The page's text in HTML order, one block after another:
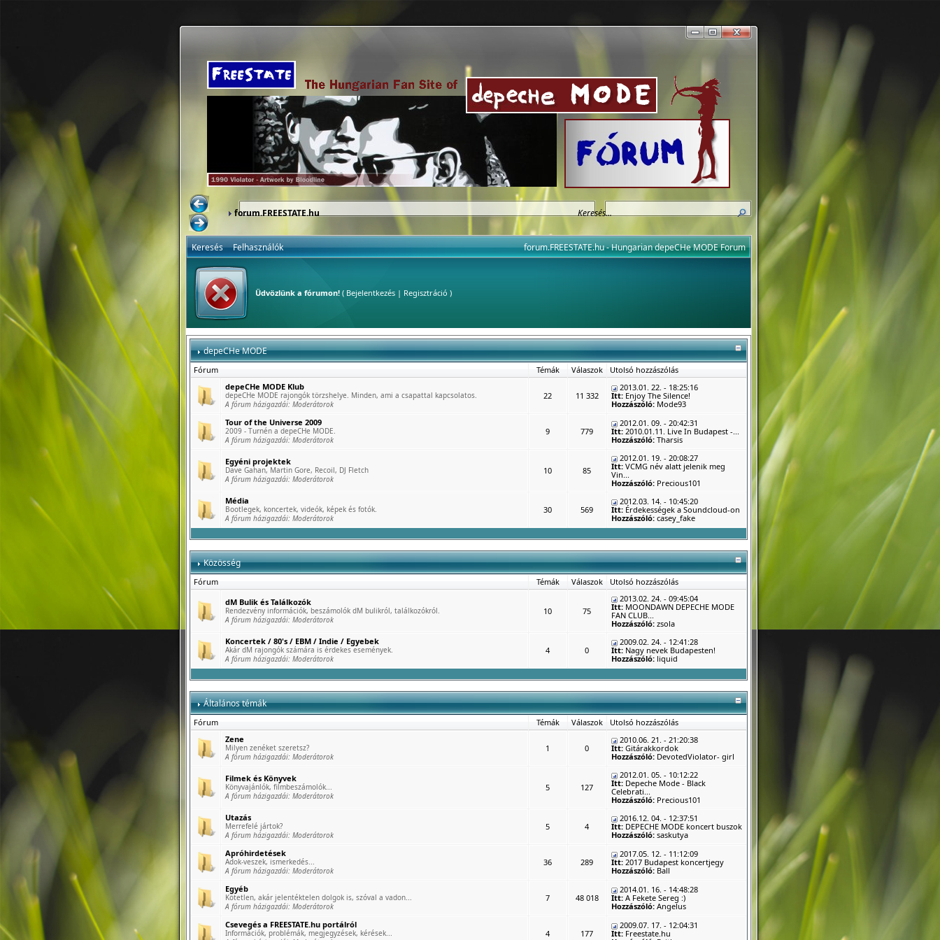
forum.FREESTATE.hu
forum.FREESTATE.hu - Hungarian depeCHe MODE Forum
Keresés Felhasználók
Üdvözlünk a fórumon!( Bejelentkezés| Regisztráció )
depeCHe MODE
Fórum Témák Válaszok
Utolsó hozzászólás
depeCHe MODE Klub
depeCHe MODE rajongók törzshelye. Minden, ami a csapattal kapcsolatos.
A fórum házigazdái: Moderátorok
22 11 332
2013.01. 22. - 18:25:16
Itt: Enjoy The Silence!
Hozzászóló: Mode93
Tour of the Universe 2009
2009 - Turnén a depeCHe MODE.
A fórum házigazdái: Moderátorok
9 779
2012.01. 09. - 20:42:31
Itt: 2010.01.11. Live In Budapest -...
Hozzászóló: Tharsis
Egyéni projektek
Dave Gahan, Martin Gore, Recoil, DJ Fletch
A fórum házigazdái: Moderátorok
10 85
2012.01. 19. - 20:08:27
Itt: VCMG név alatt jelenik meg
Vin...
Hozzászóló: Precious101
Média
Bootlegek, koncertek, videók, képek és fotók.
A fórum házigazdái: Moderátorok
30 569
2012.03. 14. - 10:45:20
Itt: Érdekességek a Soundcloud-on
Hozzászóló: casey_fake
Közösség
Fórum Témák Válaszok
Utolsó hozzászólás
dM Bulik és Találkozók
Rendezvény információk, beszámolók dM bulikról, találkozókról.
A fórum házigazdái: Moderátorok
10 75
2013.02. 24. - 09:45:04
Itt: MOONDAWN DEPECHE MODE
FAN CLUB...
Hozzászóló: zsola
Koncertek / 80's / EBM / Indie / Egyebek
Akár dM rajongók számára is érdekes események.
A fórum házigazdái: Moderátorok
4 0
2009.02. 24. - 12:41:28
Itt: Nagy nevek Budapesten!
Hozzászóló: liquid
Általános témák
Fórum Témák Válaszok
Utolsó hozzászólás
Zene
Milyen zenéket szeretsz?
A fórum házigazdái: Moderátorok
1 0
2010.06. 21. - 21:20:38
Itt: Gitárakkordok
Hozzászóló: DevotedViolator- girl
Filmek és Könyvek
Könyvajánlók, filmbeszámolók...
A fórum házigazdái: Moderátorok
5 127
2012.01. 05. - 10:12:22
Itt: Depeche Mode - Black
Celebrati...
Hozzászóló: Precious101
Utazás
Merrefelé jártok?
A fórum házigazdái: Moderátorok
5 4
2016.12. 04. - 12:37:51
Itt: DEPECHE MODE koncert buszok
Hozzászóló: saskutya
Apróhirdetések
Adok-veszek, ismerkedés...
A fórum házigazdái: Moderátorok
36 289
2017.05. 12. - 11:12:09
Itt: 2017 Budapest koncertjegy
Hozzászóló: Ball
Egyéb
Kötetlen, akár jelentéktelen dolgok is, szóval a vadon...
A fórum házigazdái: Moderátorok
7 48 018
2014.01. 16. - 14:48:28
Itt: A Fekete Sereg :)
Hozzászóló: Angelus
Csevegés a FREESTATE.hu portálról
Információk, problémák, megjegyzések, kérések...
4 177
2009.07. 17. - 12:04:31
Itt: Freestate.hu